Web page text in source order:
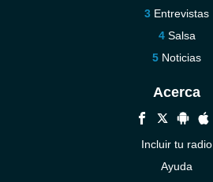
Entrevistas
Salsa
Noticias
Acerca
Incluir tu radio
Ayuda